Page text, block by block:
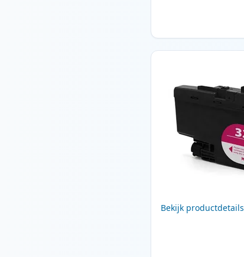
Bekijk productdetails